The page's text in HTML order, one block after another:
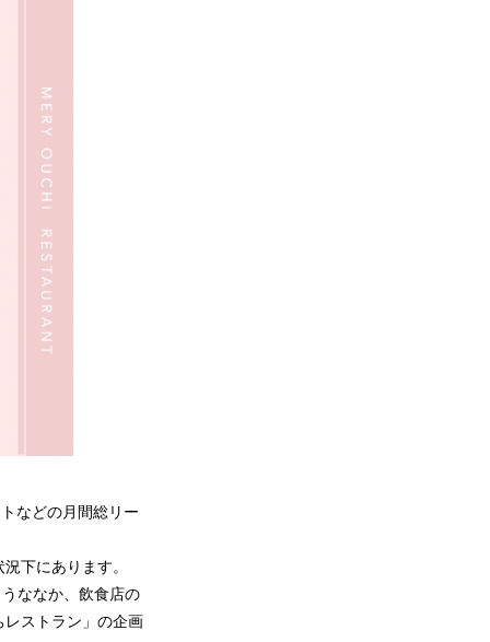
などの月間総リー
下にあります。
ななか、飲食店の
ストラン」の企画